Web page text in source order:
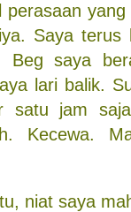
Saya
saya
lari balik.
satu jam
Kecewa.
niat saya